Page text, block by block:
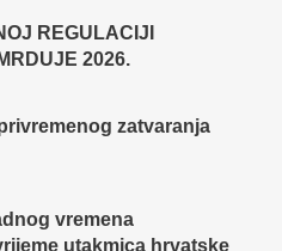
REGULACIJI
2026.
zatvaranja
vremena
utakmica hrvatske